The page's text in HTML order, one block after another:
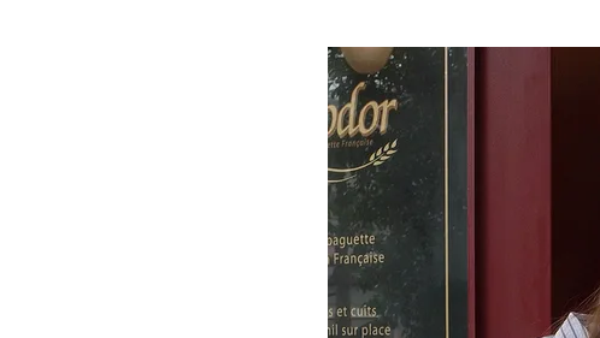
商品タイプ